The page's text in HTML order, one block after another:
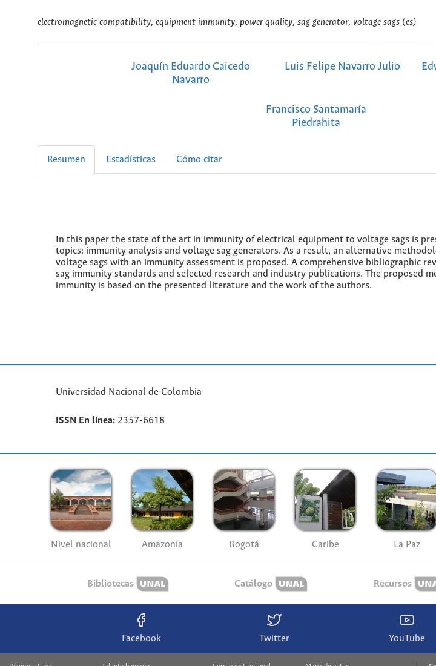
electromagnetic compatibility, equipment immunity, power quality, sag generator, voltage sags (es)
Joaquín Eduardo Caicedo
Navarro
Luis Felipe Navarro Julio
Francisco Santamaría
Piedrahita
Resumen Estadísticas Cómo citar
In this paper the state of the art in immunity of electrical equipment to voltage sags is
topics: immunity analysis and voltage sag generators. As a result, an alternative
voltage sags with an immunity assessment is proposed. A comprehensive bibliographic
sag immunity standards and selected research and industry publications. The proposed
immunity is based on the presented literature and the work of the authors.
Universidad Nacional de Colombia
ISSN En línea: 2357-6618
Nivel nacional Amazonía Bogotá Caribe La Paz
Bibliotecas Catálogo Recursos
Facebook Twitter YouTube